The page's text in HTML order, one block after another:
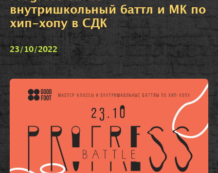
внутришкольный баттл и МК по
хип-хопу в СДК
23/10/2022